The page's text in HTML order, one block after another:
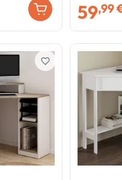
59,99
favorite_border